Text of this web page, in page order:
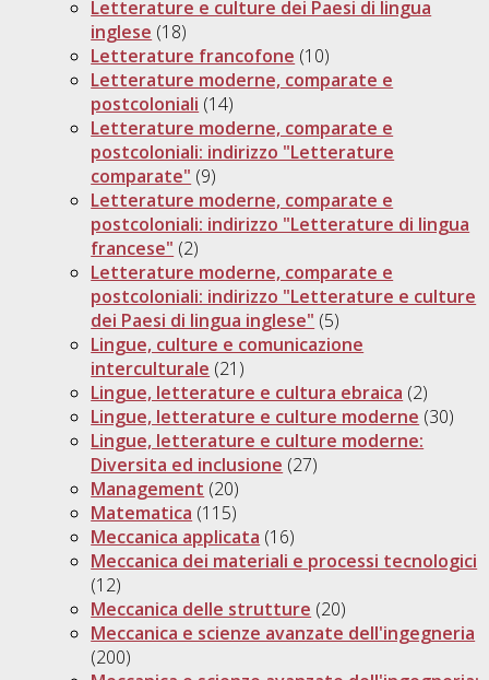
Letterature e culture dei Paesi di lingua
inglese (18)
Letterature francofone (10)
Letterature moderne, comparate e
postcoloniali (14)
Letterature moderne, comparate e
postcoloniali: indirizzo "Letterature
comparate" (9)
Letterature moderne, comparate e
postcoloniali: indirizzo "Letterature di lingua
francese" (2)
Letterature moderne, comparate e
postcoloniali: indirizzo "Letterature e culture
dei Paesi di lingua inglese" (5)
Lingue, culture e comunicazione
interculturale (21)
Lingue, letterature e cultura ebraica (2)
Lingue, letterature e culture moderne (30)
Lingue, letterature e culture moderne:
Diversita ed inclusione (27)
Management (20)
Matematica (115)
Meccanica applicata (16)
Meccanica dei materiali e processi tecnologici
(12)
Meccanica delle strutture (20)
Meccanica e scienze avanzate dell'ingegneria
(200)